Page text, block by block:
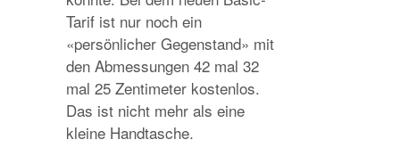
Tarif ist nur noch ein
«persönlicher Gegenstand» mit
den Abmessungen 42 mal 32
mal 25 Zentimeter kostenlos.
Das ist nicht mehr als eine
kleine Handtasche.